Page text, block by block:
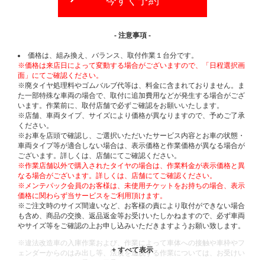
- 注意事項 -
価格は、組み換え、バランス、取付作業１台分です。
※価格は来店日によって変動する場合がございますので、「日程選択画
面」にてご確認ください。
※廃タイヤ処理料やゴムバルブ代等は、料金に含まれておりません。ま
た一部特殊な車両の場合で、取付に追加費用などが発生する場合がござ
います。作業前に、取付店舗で必ずご確認をお願いいたします。
※店舗、車両タイプ、サイズにより価格が異なりますので、予めご了承
ください。
※お車を店頭で確認し、ご選択いただいたサービス内容とお車の状態・
車両タイプ等が適合しない場合は、表示価格と作業価格が異なる場合が
ございます。詳しくは、店舗にてご確認ください。
※作業店舗以外で購入されたタイヤの場合は、作業料金が表示価格と異
なる場合がございます。詳しくは、店舗にてご確認ください。
※メンテパック会員のお客様は、未使用チケットをお持ちの場合、表示
価格に関わらず当サービスをご利用頂けます。
※ご注文時のサイズ間違いなど、お客様の責により取付ができない場合
も含め、商品の交換、返品返金等お受けいたしかねますので、必ず車両
やサイズ等をご確認の上お申し込みいただきますようお願い致します。
※違法改造車の入庫作業および、作業によって車体への接触や車枠やフ
ェンダーからのはみ出し等、法規を逸脱する作業については、お受けい